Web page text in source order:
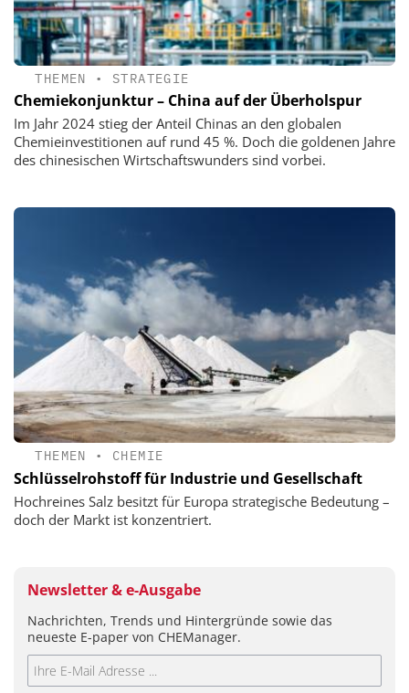
THEMEN • STRATEGIE
Chemiekonjunktur – China auf der Überholspur
Im Jahr 2024 stieg der Anteil Chinas an den globalen
Chemieinvestitionen auf rund 45 %. Doch die goldenen Jahre
des chinesischen Wirtschaftswunders sind vorbei.
THEMEN • CHEMIE
Schlüsselrohstoff für Industrie und Gesellschaft
Hochreines Salz besitzt für Europa strategische Bedeutung –
doch der Markt ist konzentriert.
Newsletter & e-Ausgabe
Nachrichten, Trends und Hintergründe sowie das
neueste E-paper von CHEManager.